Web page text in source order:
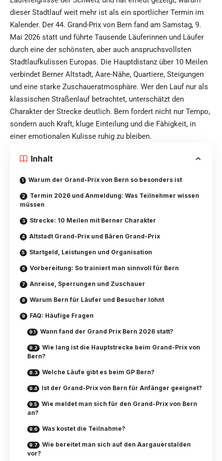
dieser Stadtlauf weit mehr ist als ein sportlicher Termin im
Kalender. Der 44. Grand-Prix von Bern fand am Samstag, 9.
Mai 2026 statt und führte Tausende Läuferinnen und Läufer
durch eine der schönsten, aber auch anspruchsvollsten
Stadtlaufkulissen Europas. Die Hauptdistanz über 10 Meilen
verbindet Berner Altstadt, Aare-Nähe, Quartiere, Steigungen
und eine starke Zuschaueratmosphäre. Wer den Lauf nur als
klassischen Straßenlauf betrachtet, unterschätzt den
Charakter der Strecke deutlich. Bern fordert nicht nur Tempo,
sondern auch Kraft, kluge Einteilung und die Fähigkeit, in
einer emotionalen Kulisse ruhig zu bleiben.
Inhalt
Warum der Grand-Prix von Bern so besonders ist
Termin 2026 und Anmeldung: Was Teilnehmer wissen
müssen
Strecke: 10 Meilen mit Berner Charakter
Altstadt Grand-Prix und Bären Grand-Prix
Startgeld, Leistungen und Organisation
Vorbereitung: So trainiert man sinnvoll für Bern
Anreise, Sperrungen und Zuschauer
Warum Bern für Läufer und Besucher lohnt
FAQ: Häufige Fragen
Wann fand der Grand Prix Bern 2026 statt?
Wie lang ist die Hauptstrecke beim Grand-Prix von
Bern?
Welche Läufe gibt es beim GP Bern?
Ist der Grand-Prix von Bern für Anfänger geeignet?
Wie meldet man sich für den Grand-Prix von Bern
an?
Was kostet die Teilnahme?
Wie bereitet man sich auf den Aargauerstalden
vor?